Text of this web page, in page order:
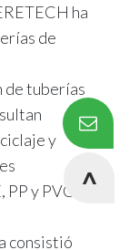
ha
de
de tuberías
y
y PVC.
consistió